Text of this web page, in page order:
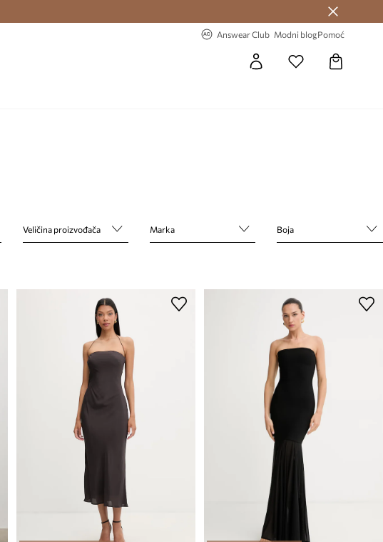
Answear Club Modni blogPomoć
Veličina proizvođača Marka Boja